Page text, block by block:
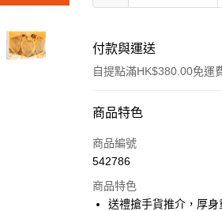
付款與運送
自提點滿HK$380.00免運
付款方式
信用卡
Google Pay
商品特色
商品編號
542786
商品特色
送禮搶手貨推介，厚身